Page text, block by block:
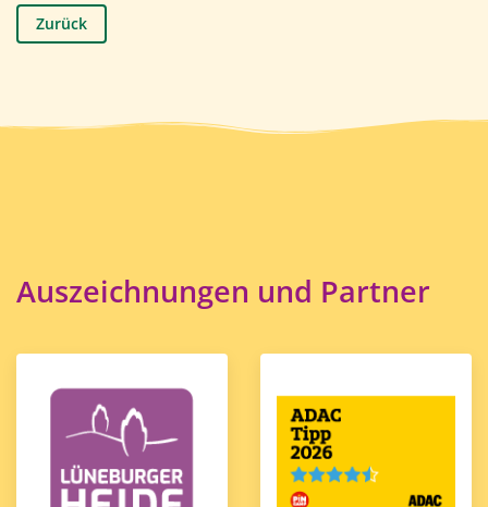
Zurück
Auszeichnungen und Partner